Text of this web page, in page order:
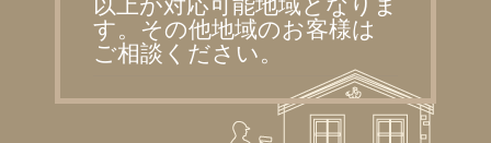
す。その他地域のお客様は
ご相談ください。